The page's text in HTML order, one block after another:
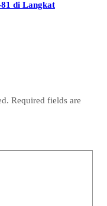
di Langkat
Required fields are